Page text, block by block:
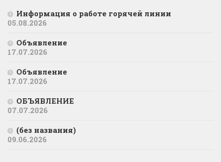
Информация о работе горячей линии
05.08.2026
Объявление
17.07.2026
Объявление
17.07.2026
ОБЪЯВЛЕНИЕ
07.07.2026
(без названия)
09.06.2026